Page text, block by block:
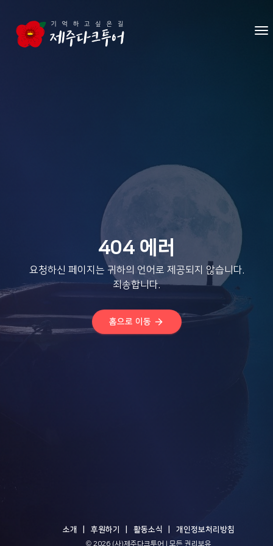
404 에러
요청하신 페이지는 귀하의 언어로 제공되지 않습니다.
죄송합니다.
홈으로 이동 arrow_forward
소개 후원하기 활동소식 개인정보처리방침
© 2026 (사)제주다크투어 | 모든 권리보유